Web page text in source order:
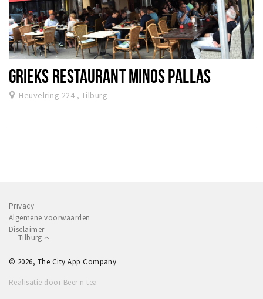
GRIEKS RESTAURANT MINOS PALLAS
Heuvelring 224 , Tilburg
Privacy
Algemene voorwaarden
Disclaimer
Tilburg
© 2026, The City App Company
Realisatie door Beer n tea